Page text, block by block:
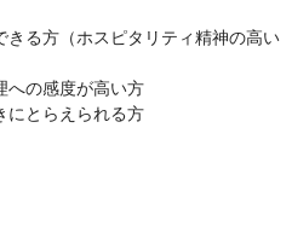
る方（ホスピタリティ精神の高い
への感度が高い方
にとらえられる方